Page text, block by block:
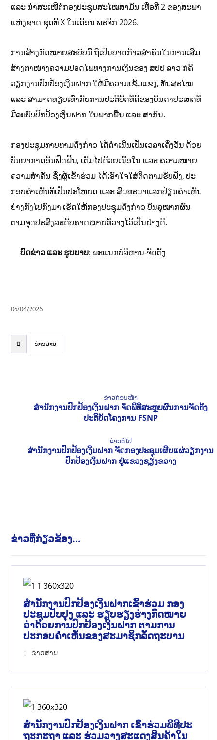
ແລະ ນຳສະເໜີຕໍ່ກອງປະຊຸມສະໄໝສາມັນ ເທື່ອທີ 2 ຂອງສະພາ
ແຫ່ງຊາດ ຊຸດທີ X ໃນເດືອນ ພະຈິກ 2026.
ການສ້າງກົດໝາຍສະບັບນີ້ ຖືເປັນບາດກ້າວສຳຄັນໃນການເສີມ
ສ້າງຕາໜ່າງຄວາມປອດໄພທາງການເງິນຂອງ ສປປ ລາວ ກໍຄື
ວຽກງານປົກປ້ອງເງິນຝາກ ໃຫ້ມີຄວາມເຂັ້ມແຂງ, ທັນສະໄໝ
ແລະ ສາມາດທຽບເທົ່າກັບການປະຕິບັດທີ່ດີຂອງບັນດາປະເທດທີ່
ມີລະບົບປົກປ້ອງເງິນຝາກ ໃນພາກພື້ນ ແລະ ສາກົນ.
ກອງປະຊຸມທາບທາມດັ່ງກ່າວ ໄດ້ດຳເນີນເປັນເວລາເຄິ່ງວັນ ດ້ວຍ
ບັນຍາກາດອັນຟົດຟື້ນ, ເຕັມໄປດ້ວຍເນື້ອໃນ ແລະ ຄວາມໝາຍ
ຄວາມສຳຄັນ ຊຶ່ງຜູ້ເຂົ້າຮ່ວມ ໄດ້ເອົາໃຈໃສ່ຕິດຕາມຮັບຟັງ, ປະ
ກອບຄໍາເຫັນທີ່ເປັນປະໂຫຍດ ແລະ ສົນທະນາແລກປ່ຽນຄໍາເຫັນ
ຢ່າງກົງໄປກົງມາ ເຮັດໃຫ້ກອງປະຊຸມດັ່ງກ່າວ ບັນລຸໝາກຜົນ
ຕາມຈຸດປະສົງລະດັບຄາດໝາຍທີ່ວາງໄວ້ເປັນຢ່າງດີ.
ບົດຂ່າວ ແລະ ຮູບພາບ: ພະແນກບໍລິຫານ-ຈັດຕັ້ງ
06/04/2026
ຂ່າວສານ
ຂ່າວກ່ອນໜ້າ
ສຳນັກງານປົກປ້ອງເງິນຝາກ ຈັດພິທີສະຫຼຸບຜົນການຈັດຕັ້ງ
ປະຕິບັດໂຄງການ FSNP
ຂ່າວຕໍ່ໄປ
ສໍານັກງານປົກປ້ອງເງິນຝາກ ຈັດກອງປະຊຸມເຜີຍແຜ່ວຽກງານ
ປົກປ້ອງເງິນຝາກ ຢູ່ແຂວງຊຽງຂວາງ
ຂ່າວທີ່ກ່ຽວຂ້ອງ...
ສໍານັກງານປົກປ້ອງເງິນຝາກເຂົ້າຮ່ວມ ກອງ
ປະຊຸມປັບປຸງ ແລະ ຮຽບຮຽງຮ່າງກົດໝາຍ
ວ່າດ້ວຍການປົກປ້ອງເງິນຝາກ ຕາມການ
ປະກອບຄຳເຫັນຂອງສະມາຊິກລັດຖະບານ
ຂ່າວສານ
ສຳນັກງານປົກປ້ອງເງິນຝາກ ເຂົ້າຮ່ວມພິທີປະ
ຖະກະຖາ ແລະ ຮ່ວມວາງສະແດງສິນຄ້າໃນ